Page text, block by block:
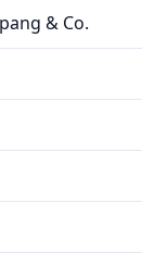
& Co.